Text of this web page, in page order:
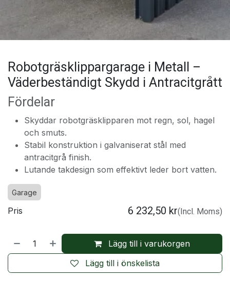
Robotgräsklippargarage i Metall –
Väderbeständigt Skydd i Antracitgrått
Fördelar
Skyddar robotgräsklipparen mot regn, sol, hagel
och smuts.
Stabil konstruktion i galvaniserat stål med
antracitgrå finish.
Lutande takdesign som effektivt leder bort vatten.
Garage
Lägg till i varukorgen
Lägg till i önskelista
Pris 6 232,50 kr(Incl. Moms)